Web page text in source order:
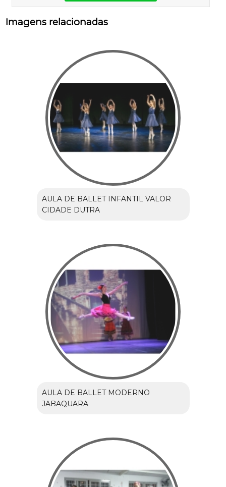
Imagens relacionadas
AULA DE BALLET INFANTIL VALOR
CIDADE DUTRA
AULA DE BALLET MODERNO
JABAQUARA